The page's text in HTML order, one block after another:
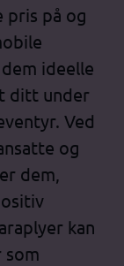
pris på og
ideelle
ditt under
Ved
og
dem,
kan
som